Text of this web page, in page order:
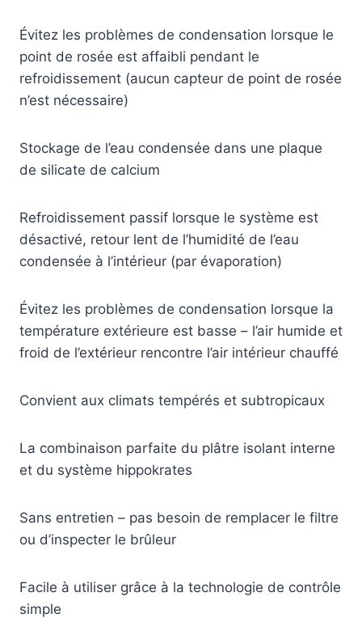
Évitez les problèmes de condensation lorsque le
point de rosée est affaibli pendant le
refroidissement (aucun capteur de point de rosée
n’est nécessaire)
Stockage de l’eau condensée dans une plaque
de silicate de calcium
Refroidissement passif lorsque le système est
désactivé, retour lent de l’humidité de l’eau
condensée à l’intérieur (par évaporation)
Évitez les problèmes de condensation lorsque la
température extérieure est basse – l’air humide et
froid de l’extérieur rencontre l’air intérieur chauffé
Convient aux climats tempérés et subtropicaux
La combinaison parfaite du plâtre isolant interne
et du système hippokrates
Sans entretien – pas besoin de remplacer le filtre
ou d’inspecter le brûleur
Facile à utiliser grâce à la technologie de contrôle
simple